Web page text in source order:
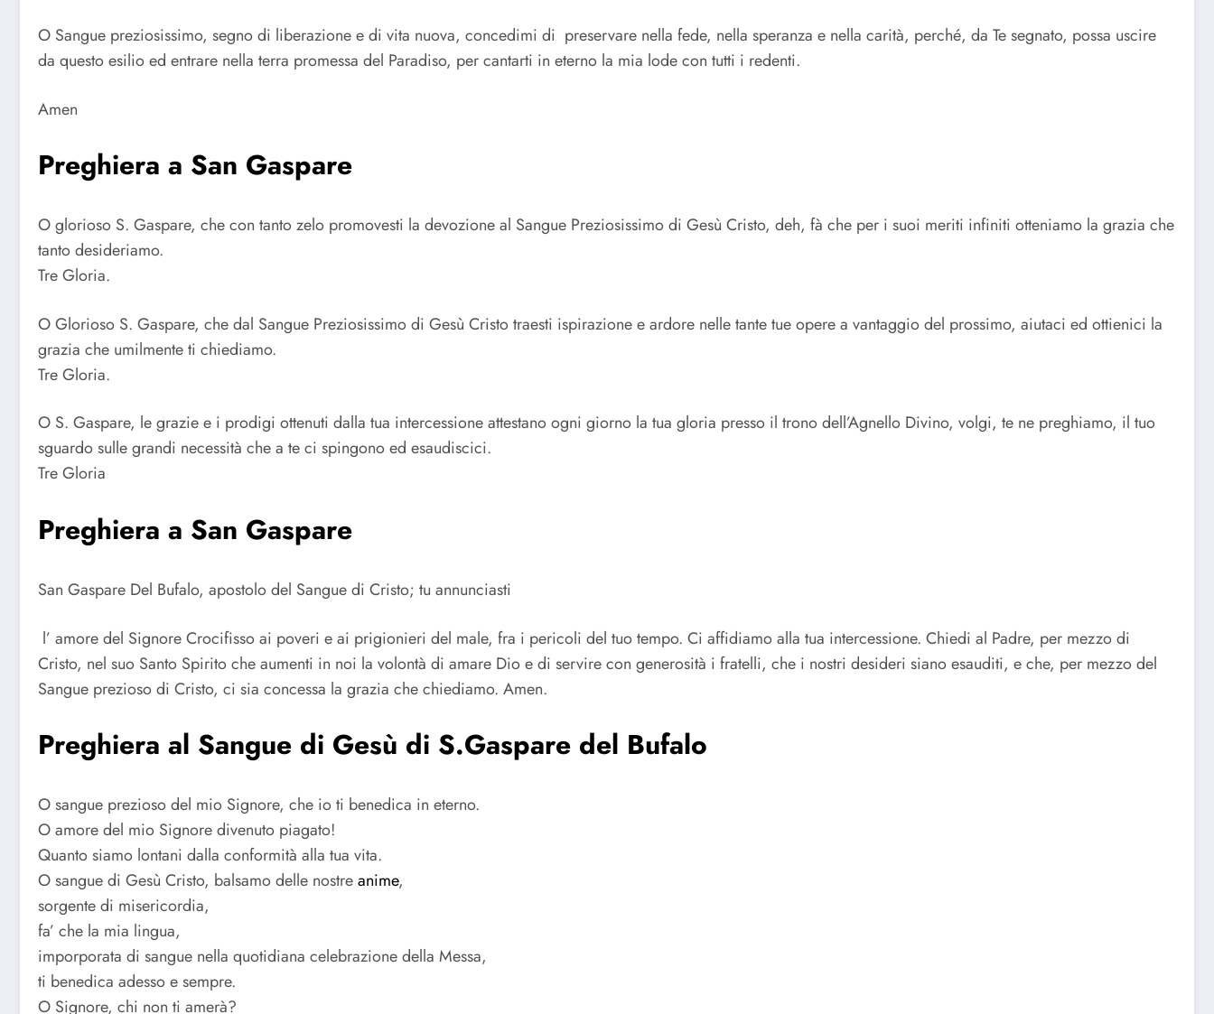
O Sangue preziosissimo, segno di liberazione e di vita nuova, concedimi di preservare nella fede, nella speranza e nella carità, perché, da Te segnato, possa uscire
da questo esilio ed entrare nella terra promessa del Paradiso, per cantarti in eterno la mia lode con tutti i redenti.
Amen
Preghiera a San Gaspare
O glorioso S. Gaspare, che con tanto zelo promovesti la devozione al Sangue Preziosissimo di Gesù Cristo, deh, fà che per i suoi meriti infiniti otteniamo la grazia che
tanto desideriamo.
Tre Gloria.
O Glorioso S. Gaspare, che dal Sangue Preziosissimo di Gesù Cristo traesti ispirazione e ardore nelle tante tue opere a vantaggio del prossimo, aiutaci ed ottienici la
grazia che umilmente ti chiediamo.
Tre Gloria.
O S. Gaspare, le grazie e i prodigi ottenuti dalla tua intercessione attestano ogni giorno la tua gloria presso il trono dell’Agnello Divino, volgi, te ne preghiamo, il tuo
sguardo sulle grandi necessità che a te ci spingono ed esaudiscici.
Tre Gloria
Preghiera a San Gaspare
San Gaspare Del Bufalo, apostolo del Sangue di Cristo; tu annunciasti
l’ amore del Signore Crocifisso ai poveri e ai prigionieri del male, fra i pericoli del tuo tempo. Ci affidiamo alla tua intercessione. Chiedi al Padre, per mezzo di
Cristo, nel suo Santo Spirito che aumenti in noi la volontà di amare Dio e di servire con generosità i fratelli, che i nostri desideri siano esauditi, e che, per mezzo del
Sangue prezioso di Cristo, ci sia concessa la grazia che chiediamo. Amen.
Preghiera al Sangue di Gesù di S.Gaspare del Bufalo
O sangue prezioso del mio Signore, che io ti benedica in eterno.
O amore del mio Signore divenuto piagato!
Quanto siamo lontani dalla conformità alla tua vita.
O sangue di Gesù Cristo, balsamo delle nostreanime,
sorgente di misericordia,
fa’ che la mia lingua,
imporporata di sangue nella quotidiana celebrazione della Messa,
ti benedica adesso e sempre.
O Signore, chi non ti amerà?